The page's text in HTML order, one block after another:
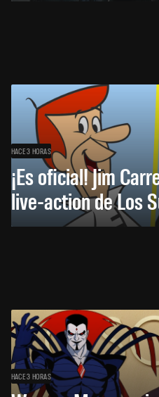
HACE 3 HORAS
¡Es oficial! Jim
live-action de Los
HACE 3 HORAS